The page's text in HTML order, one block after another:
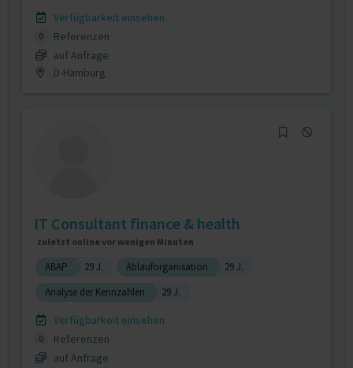
Verfügbarkeit einsehen
0
Referenzen
auf Anfrage
D-Hamburg
IT Consultant finance & health
zuletzt online vor wenigen Minuten
ABAP 29 J. Ablauforganisation
29 J.
Analyse der Kennzahlen
29 J.
Verfügbarkeit einsehen
0
Referenzen
auf Anfrage